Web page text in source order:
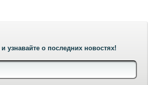
узнавайте о последних новостях!